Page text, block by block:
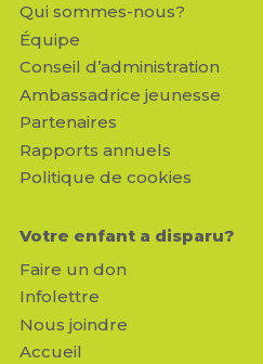
Qui sommes-nous?
Équipe
Conseil d’administration
Ambassadrice jeunesse
Partenaires
Rapports annuels
Politique de cookies
Votre enfant a disparu?
Faire un don
Infolettre
Nous joindre
Accueil